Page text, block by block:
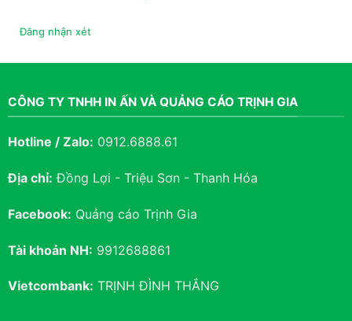
Đăng nhận xét
CÔNG TY TNHH IN ẤN VÀ QUẢNG CÁO TRỊNH GIA
Hotline / Zalo: 0912.6888.61
Địa chỉ: Đồng Lợi - Triệu Sơn - Thanh Hóa
Facebook: Quảng cáo Trịnh Gia
Tài khoản NH: 9912688861
Vietcombank: TRỊNH ĐÌNH THẮNG